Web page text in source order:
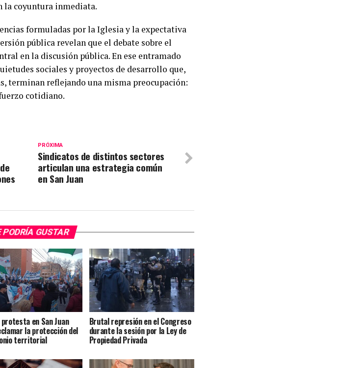
la coyuntura inmediata.
formuladas por la Iglesia y la expectativa
pública revelan que el debate sobre el
en la discusión pública. En ese entramado
sociales y proyectos de desarrollo que,
terminan reflejando una misma preocupación:
cotidiano.
PRÓXIMA
Sindicatos de distintos sectores
articulan una estrategia común
en San Juan
PODRÍA GUSTAR
en San Juan
la protección del
territorial
Brutal represión en el Congreso
durante la sesión por la Ley de
Propiedad Privada